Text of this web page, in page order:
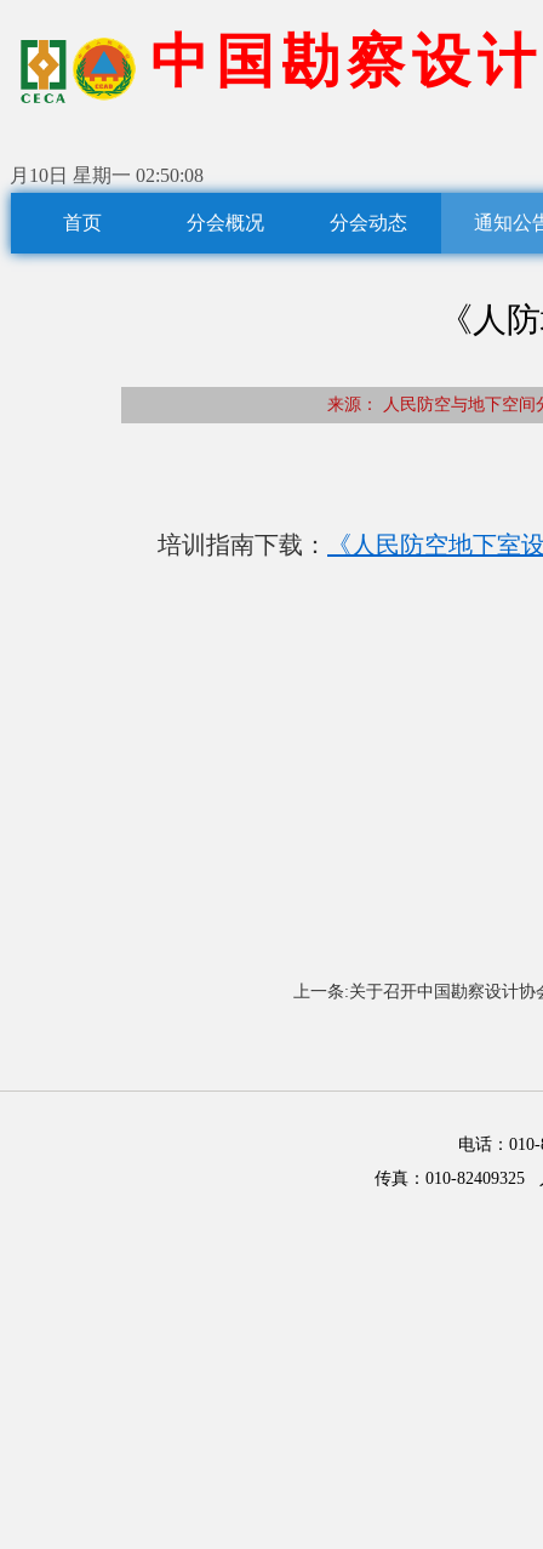
中 国 勘察设计
月10日 星期一 02:50:08
首页 分会概况 分会动态 通知公
《人
来源： 人民防空与
培训指南下载： 《人民防空地下室
电话：
传真：010-